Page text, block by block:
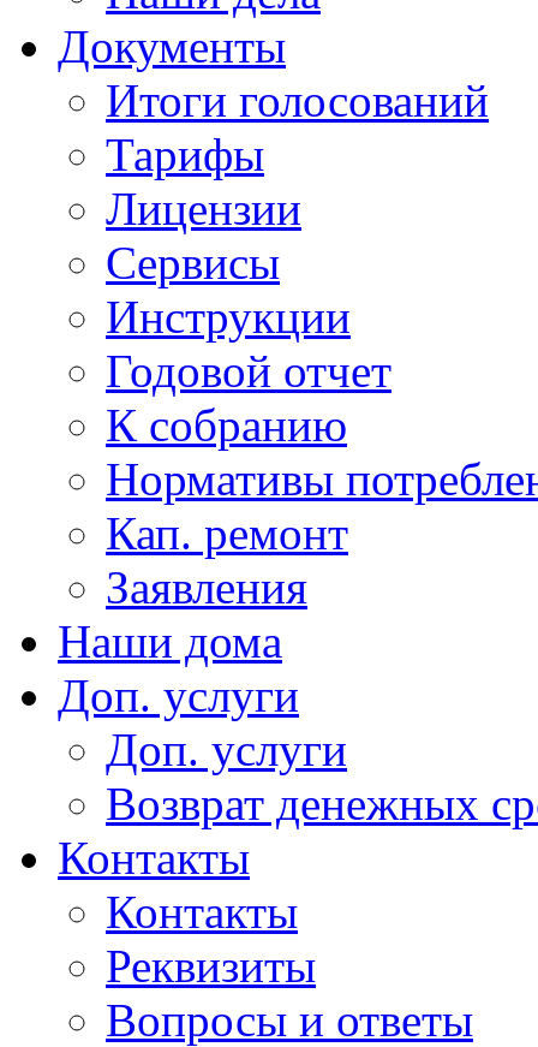
Документы
Итоги голосований
Тарифы
Лицензии
Сервисы
Инструкции
Годовой отчет
К собранию
Нормативы
Кап. ремонт
Заявления
Наши дома
Доп. услуги
Доп. услуги
Возврат денежных
Контакты
Контакты
Реквизиты
Вопросы и ответы